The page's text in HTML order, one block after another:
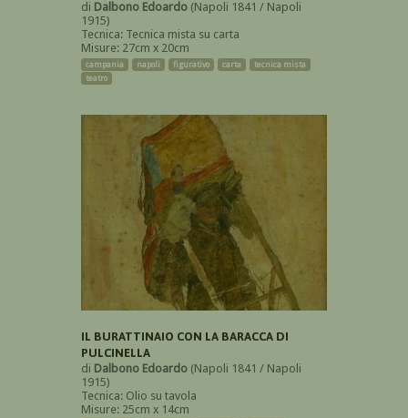
di Dalbono Edoardo (Napoli 1841 / Napoli
1915)
Tecnica: Tecnica mista su carta
Misure: 27cm x 20cm
campania napoli figurativo carta
tecnica mista
teatro
IL BURATTINAIO CON LA BARACCA DI
PULCINELLA
di Dalbono Edoardo (Napoli 1841 / Napoli
1915)
Tecnica: Olio su tavola
Misure: 25cm x 14cm